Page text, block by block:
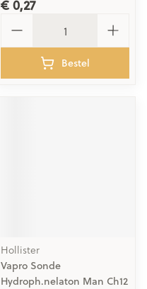
€ 0,27
Bestel
Hollister
Vapro Sonde
Hydroph.nelaton Man Ch12